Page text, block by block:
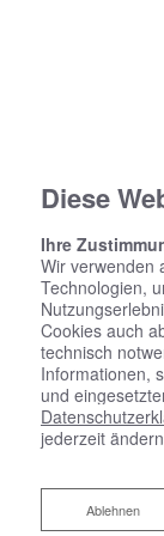
Diese
Ihre
Wir verwenden
Technologien,
Cookies auch
technisch
Informationen,
und
jederzeit
Ablehnen
Ablehnen